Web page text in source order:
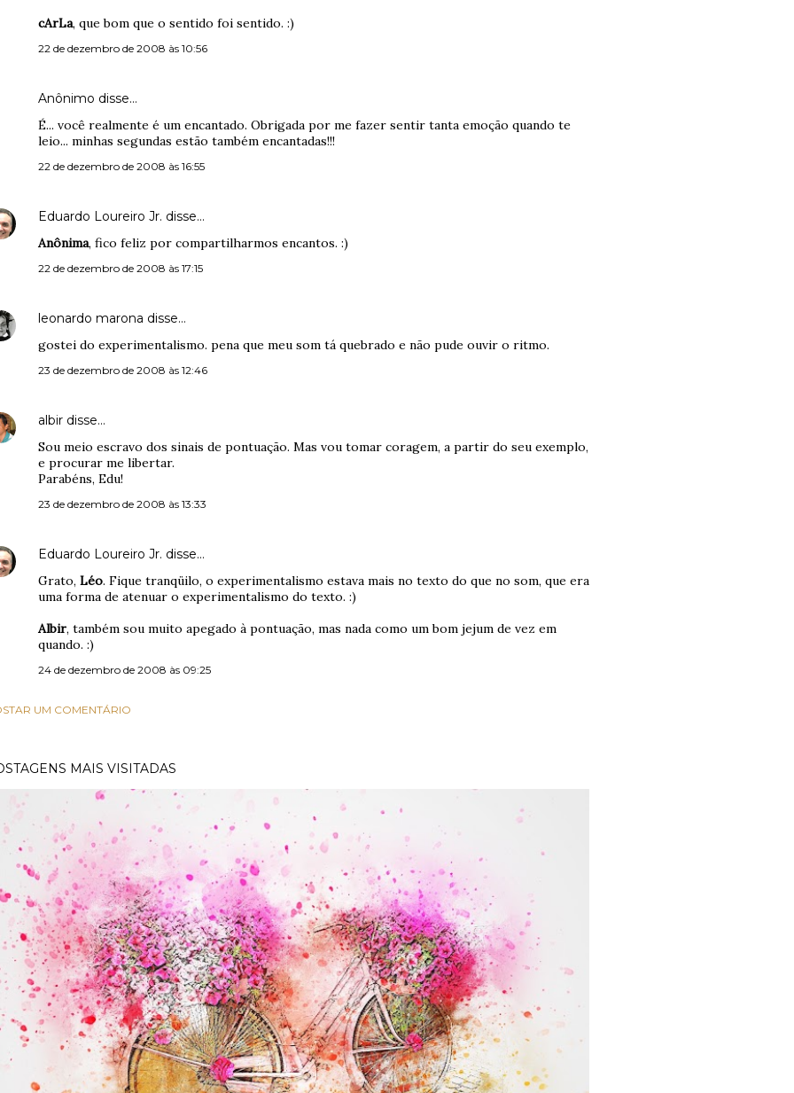
cArLa, que bom que o sentido foi sentido. :)
22 de dezembro de 2008 às 10:56
Anônimo disse…
É... você realmente é um encantado. Obrigada por me fazer sentir tanta emoção quando te
leio... minhas segundas estão também encantadas!!!
22 de dezembro de 2008 às 16:55
Eduardo Loureiro Jr. disse…
Anônima, fico feliz por compartilharmos encantos. :)
22 de dezembro de 2008 às 17:15
leonardo marona disse…
gostei do experimentalismo. pena que meu som tá quebrado e não pude ouvir o ritmo.
23 de dezembro de 2008 às 12:46
albir disse…
Sou meio escravo dos sinais de pontuação. Mas vou tomar coragem, a partir do seu exemplo,
e procurar me libertar.
Parabéns, Edu!
23 de dezembro de 2008 às 13:33
Eduardo Loureiro Jr. disse…
Grato, Léo. Fique tranqüilo, o experimentalismo estava mais no texto do que no som, que era
uma forma de atenuar o experimentalismo do texto. :)
Albir, também sou muito apegado à pontuação, mas nada como um bom jejum de vez em
quando. :)
24 de dezembro de 2008 às 09:25
UM COMENTÁRIO
MAIS VISITADAS